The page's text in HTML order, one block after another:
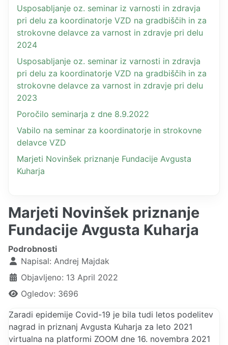
Usposabljanje oz. seminar iz varnosti in zdravja
pri delu za koordinatorje VZD na gradbiščih in za
strokovne delavce za varnost in zdravje pri delu
2024
Usposabljanje oz. seminar iz varnosti in zdravja
pri delu za koordinatorje VZD na gradbiščih in za
strokovne delavce za varnost in zdravje pri delu
2023
Poročilo seminarja z dne 8.9.2022
Vabilo na seminar za koordinatorje in strokovne
delavce VZD
Marjeti Novinšek priznanje Fundacije Avgusta
Kuharja
Marjeti Novinšek priznanje
Fundacije Avgusta Kuharja
Podrobnosti
Napisal: Andrej Majdak
Objavljeno: 13 April 2022
Ogledov: 3696
Zaradi epidemije Covid-19 je bila tudi letos podelitev
nagrad in priznanj Avgusta Kuharja za leto 2021
virtualna na platformi ZOOM dne 16. novembra 2021